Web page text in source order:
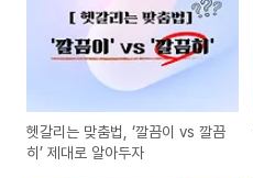
헷갈리는 맞춤법, ‘깔끔이 vs 깔끔
히’ 제대로 알아두자